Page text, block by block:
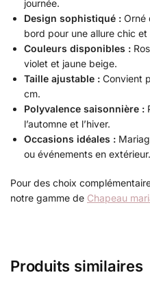
journée.
Design sophistiqué : Orné
bord pour une allure chic et
Couleurs disponibles :
violet et jaune beige.
Taille ajustable : Convient
cm.
Polyvalence saisonnière :
l’automne et l’hiver.
Occasions idéales :
ou événements en extérieur.
Pour des choix
notre gamme de Chapeau
Produits similaires